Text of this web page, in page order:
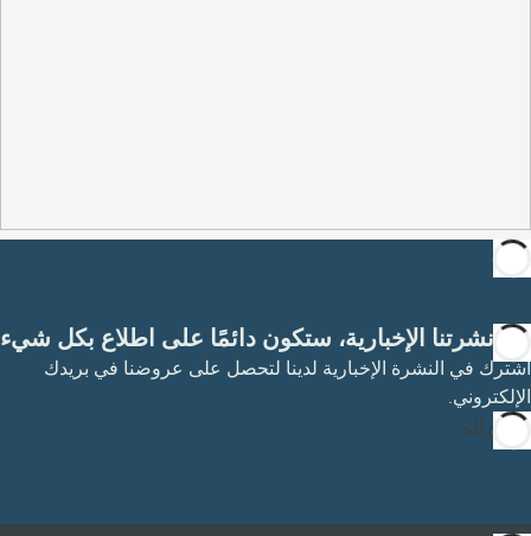
مع نشرتنا الإخبارية، ستكون دائمًا على اطلاع بكل شيء
اشترك في النشرة الإخبارية لدينا لتحصل على عروضنا في بريدك
الإلكتروني.
الاشتراك